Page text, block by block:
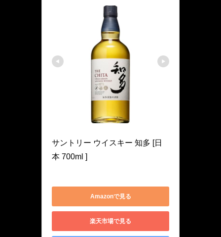
サントリー ウイスキー 知多 [日
本 700ml ]
Amazonで見る
楽天市場で見る